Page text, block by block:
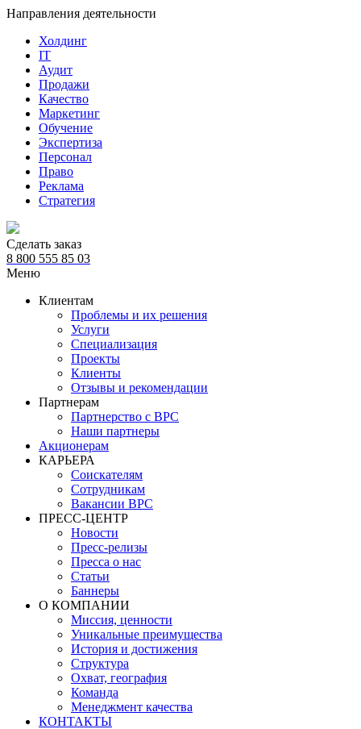
Направления деятельности
Холдинг
IT
Аудит
Продажи
Качество
Маркетинг
Обучение
Экспертиза
Персонал
Право
Реклама
Стратегия
Сделать заказ
8 800 555 85 03
Меню
Клиентам
Проблемы и их решения
Услуги
Специализация
Проекты
Клиенты
Отзывы и рекомендации
Партнерам
Партнерство с BPC
Наши партнеры
Акционерам
КАРЬЕРА
Соискателям
Сотрудникам
Вакансии BPC
ПРЕСС-ЦЕНТР
Новости
Пресс-релизы
Пресса о нас
Статьи
Баннеры
О КОМПАНИИ
Миссия, ценности
Уникальные преимущества
История и достижения
Структура
Охват, география
Команда
Менеджмент качества
КОНТАКТЫ